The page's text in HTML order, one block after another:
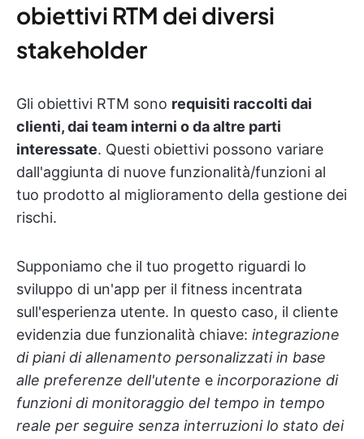
obiettivi RTM dei diversi
stakeholder
Gli obiettivi RTM sono requisiti raccolti dai
clienti, dai team interni o da altre parti
interessate. Questi obiettivi possono variare
dall'aggiunta di nuove funzionalità/funzioni al
tuo prodotto al miglioramento della gestione dei
rischi.
Supponiamo che il tuo progetto riguardi lo
sviluppo di un'app per il fitness incentrata
sull'esperienza utente. In questo caso, il cliente
evidenzia due funzionalità chiave: integrazione
di piani di allenamento personalizzati in base
alle preferenze dell'utente e incorporazione di
funzioni di monitoraggio del tempo in tempo
reale per seguire senza interruzioni lo stato dei